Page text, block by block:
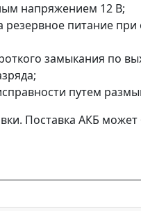
напряжением 12 В;
резервное питание
замыкания по
путем
Поставка АКБ